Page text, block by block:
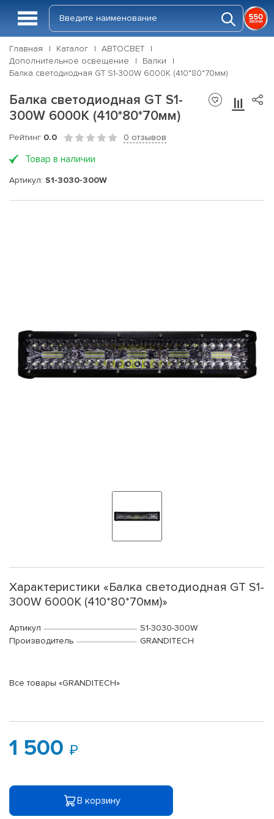
Главная Каталог
АВТОСВЕТ
Дополнительное освещение
Балки
Балка светодиодная GT S1-300W 6000K (410*80*70мм)
Балка светодиодная GT S1-
300W 6000K (410*80*70мм)
Рейтинг 0.0 0 отзывов
Товар в наличии
Артикул: S1-3030-300W
Характеристики «Балка светодиодная GT S1-
300W 6000K (410*80*70мм)»
Артикул
S1-3030-300W
Производитель
GRANDITECH
Все товары «GRANDITECH»
1 500
В корзину